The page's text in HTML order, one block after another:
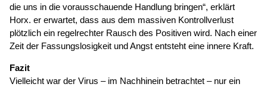
die uns in die vorausschauende Handlung bringen“, erklärt
Horx. er erwartet, dass aus dem massiven Kontrollverlust
plötzlich ein regelrechter Rausch des Positiven wird. Nach einer
Zeit der Fassungslosigkeit und Angst entsteht eine innere Kraft.
Fazit
Vielleicht war der Virus – im Nachhinein betrachtet – nur ein